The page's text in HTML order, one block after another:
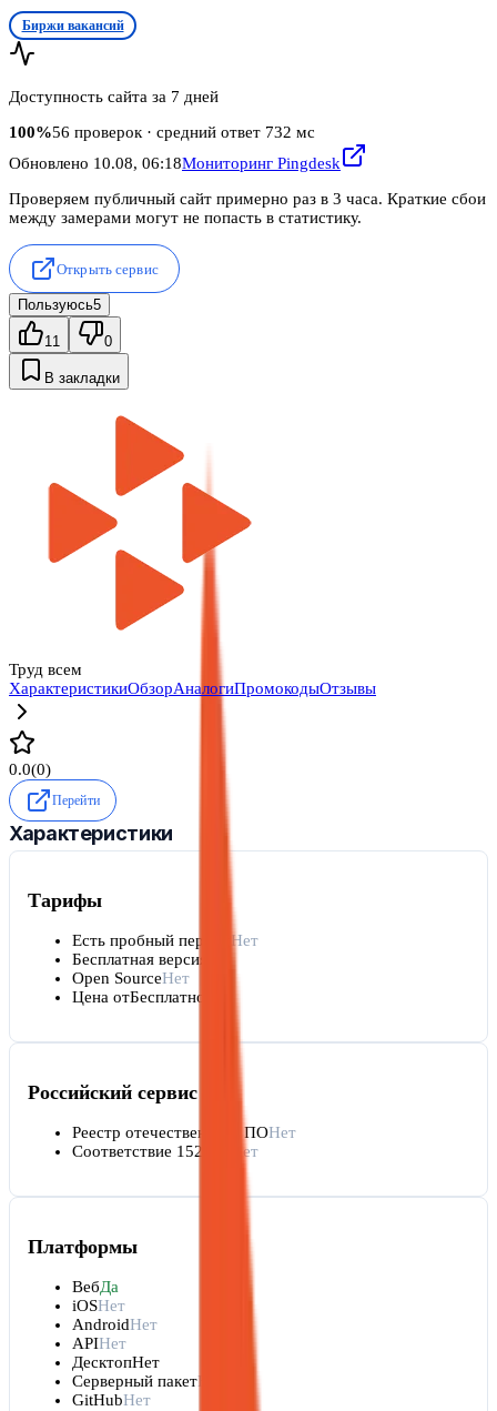
Биржи вакансий
Доступность сайта за 7 дней
100%56 проверок · средний ответ 732 мс
Обновлено 10.08, 06:18Мониторинг Pingdesk
Проверяем публичный сайт примерно раз в 3 часа. Краткие сбои
между замерами могут не попасть в статистику.
Открыть сервис
Пользуюсь5
11 0
В закладки
Труд всем
ХарактеристикиОбзорАналогиПромокодыОтзывы
0.0(0)
Перейти
Характеристики
Тарифы
Есть пробный период Нет
Бесплатная версия
Open SourceНет
Цена отБесплатно
Российский сервис
Реестр отечественного ПОНет
Соответствие 152-ФЗ
Нет
Платформы
ВебДа
iOSНет
AndroidНет
APIНет
ДесктопНет
Серверный пакетНет
GitHubНет